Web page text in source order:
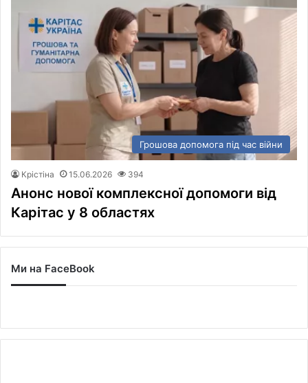
Грошова допомога під час війни
Крістіна 15.06.2026 394
Анонс нової комплексної допомоги від
Карітас у 8 областях
Ми на FaceBook